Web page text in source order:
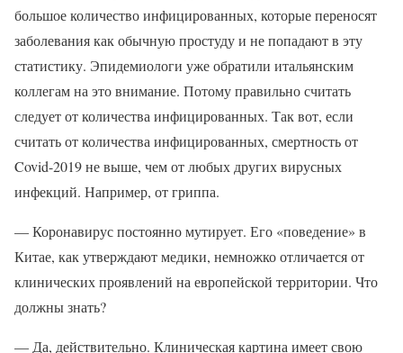
большое количество инфицированных, которые переносят
заболевания как обычную простуду и не попадают в эту
статистику. Эпидемиологи уже обратили итальянским
коллегам на это внимание. Потому правильно считать
следует от количества инфицированных. Так вот, если
считать от количества инфицированных, смертность от
Covid-2019 не выше, чем от любых других вирусных
инфекций. Например, от гриппа.
— Коронавирус постоянно мутирует. Его «поведение» в
Китае, как утверждают медики, немножко отличается от
клинических проявлений на европейской территории. Что
должны знать?
— Да, действительно. Клиническая картина имеет свою